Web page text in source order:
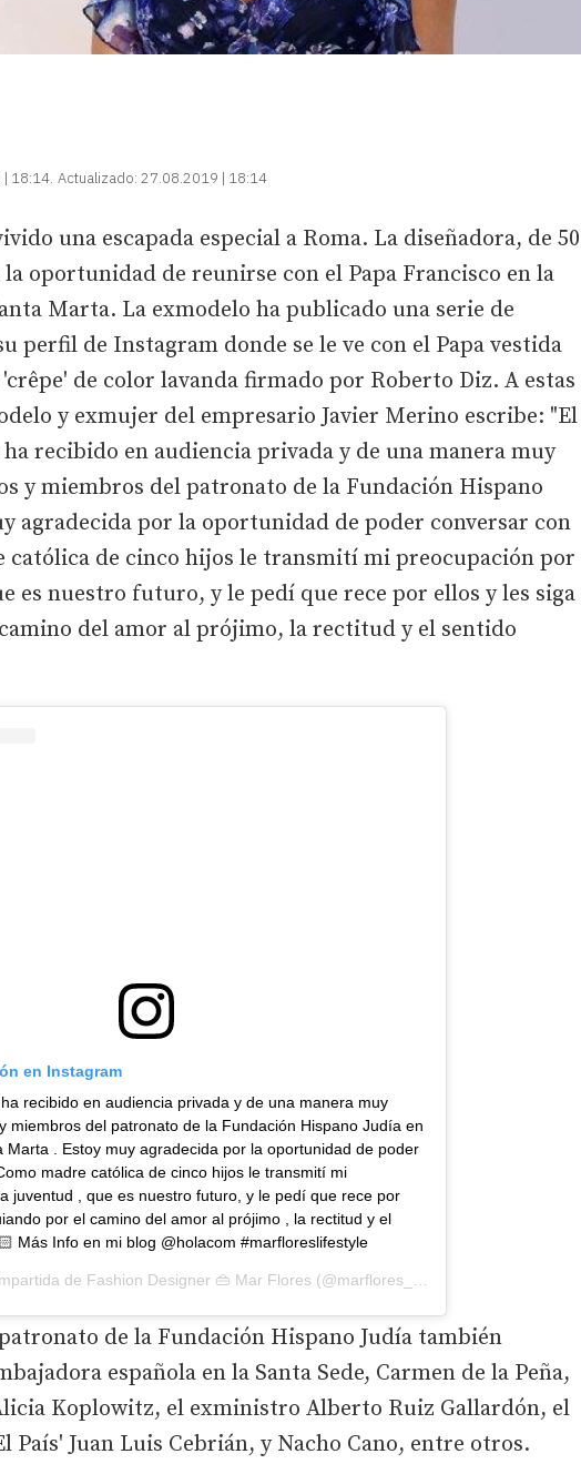
18:14 Actualizado: 27.08.2019 | 18:14
una escapada especial a Roma. La diseñadora, de 50
oportunidad de reunirse con el Papa Francisco en la
Marta. La exmodelo ha publicado una serie de
perfil de Instagram donde se le ve con el Papa vestida
de color lavanda firmado por Roberto Diz. A estas
y exmujer del empresario Javier Merino escribe: "El
ha recibido en audiencia privada y de una manera muy
y miembros del patronato de la Fundación Hispano
agradecida por la oportunidad de poder conversar con
católica de cinco hijos le transmití mi preocupación por
es nuestro futuro, y le pedí que rece por ellos y les siga
del amor al prójimo, la rectitud y el sentido
en Instagram
recibido en audiencia privada y de una manera muy
miembros del patronato de la Fundación Hispano Judía en
Marta . Estoy muy agradecida por la oportunidad de poder
madre católica de cinco hijos le transmití mi
juventud , que es nuestro futuro, y le pedí que rece por
por el camino del amor al prójimo , la rectitud y el
Más Info en mi blog @holacom #marfloreslifestyle
de Fashion Designer 👜 Mar Flores (@marflores_mar) el
de la Fundación Hispano Judía también
española en la Santa Sede, Carmen de la Peña,
Koplowitz, el exministro Alberto Ruiz Gallardón, el
País' Juan Luis Cebrián, y Nacho Cano, entre otros.